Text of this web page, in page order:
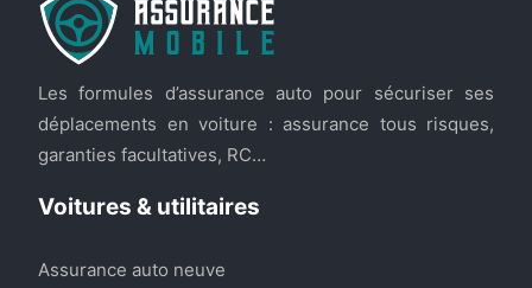
Les formules d’assurance auto pour sécuriser ses
déplacements en voiture : assurance tous risques,
garanties facultatives, RC…
Voitures & utilitaires
Assurance auto neuve